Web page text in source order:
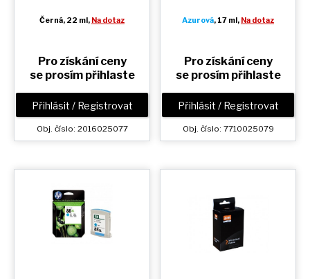
Černá, 22 ml, Na dotaz
Pro získání ceny
se prosím přihlaste
Přihlásit / Registrovat
Obj. číslo: 2016025077
Azurová, 17 ml, Na dotaz
Pro získání ceny
se prosím přihlaste
Přihlásit / Registrovat
Obj. číslo: 7710025079